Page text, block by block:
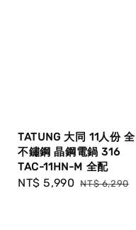
TATUNG 大同 11人份 全
不鏽鋼 晶鋼電鍋 316
TAC-11HN-M 全配
Sale
NT$ 5,990 Regular
NT$ 6,290